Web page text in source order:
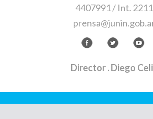
4407991 / Int. 2211
Director. Diego